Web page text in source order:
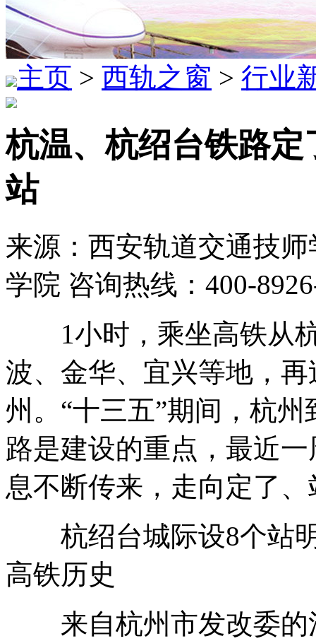
主页 > 西轨之窗 > 行业
杭温、杭绍台铁路
站
来源：西安轨道交通技
学院 咨询热线：400-
1小时，乘坐高铁从杭
波、金华、宜兴等地，
州。“十三五”期间，杭
路是建设的重点，最近
息不断传来，走向定了
杭绍台城际设8个站明
高铁历史
来自杭州市发改委的